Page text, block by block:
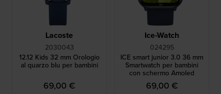
Lacoste
2030043
12.12 Kids 32 mm Orologio
al quarzo blu per bambini
69,00 €
Ice-Watch
024295
ICE smart junior 3.0 36 mm
Smartwatch per bambini
con schermo Amoled
69,00 €